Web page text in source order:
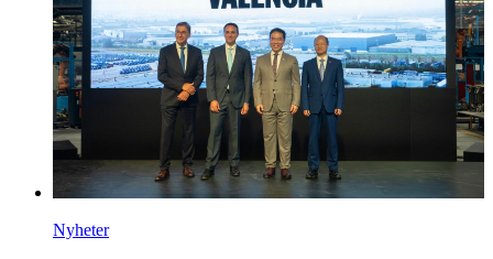
Nyheter